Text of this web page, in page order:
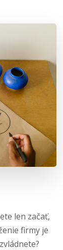
len začať,
firmy je